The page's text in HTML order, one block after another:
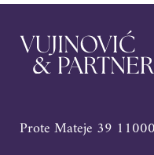
Prote Mateje 39